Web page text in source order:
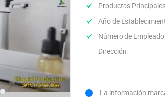
Productos
Año de
Número de
Dirección:
La información